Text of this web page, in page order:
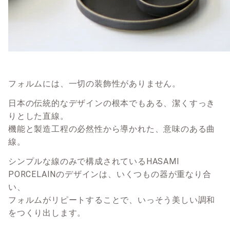
フォルムには、一切の装飾性がありません。
日本の伝統的なデザインの根本でもある、潔くすっき
りとした直線。
機能と製造工程の必然性から導かれた、意味のある曲
線。
シンプルな線のみで構成されているHASAMI
PORCELAINのデザインは、いくつもの器が重なり合
い、
フォルムがリピートすることで、いっそう美しい調和
をつくり出します。